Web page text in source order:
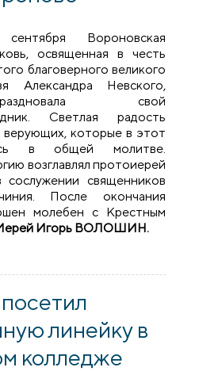
Вороновская
освященная в честь
благоверного великого
Александра Невского,
свой
Светлая радость
верующих, которые в этот
в общей молитве.
возглавлял протоиерей
сослужении священников
После окончания
молебен с Крестным
Игорь ВОЛОШИН.
линейку в
колледже